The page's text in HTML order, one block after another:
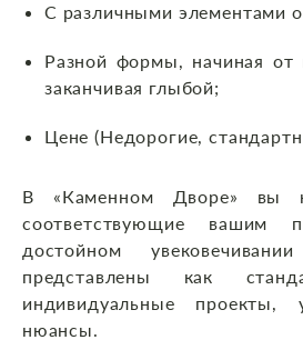
С различными элементами
Разной формы, начиная от
заканчивая глыбой;
Цене (Недорогие,
В «Каменном Дворе» вы
соответствующие вашим
достойном
представлены как
индивидуальные проекты,
нюансы.